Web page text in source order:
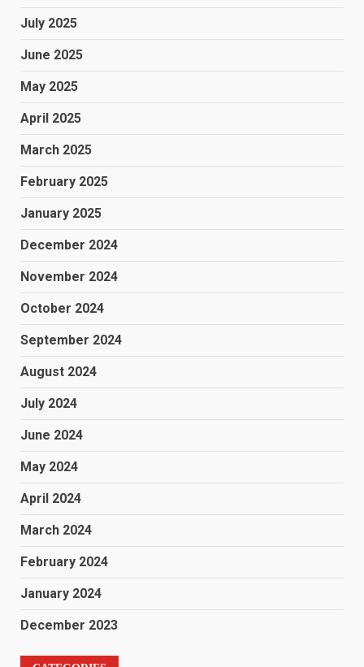
July 2025
June 2025
May 2025
April 2025
March 2025
February 2025
January 2025
December 2024
November 2024
October 2024
September 2024
August 2024
July 2024
June 2024
May 2024
April 2024
March 2024
February 2024
January 2024
December 2023